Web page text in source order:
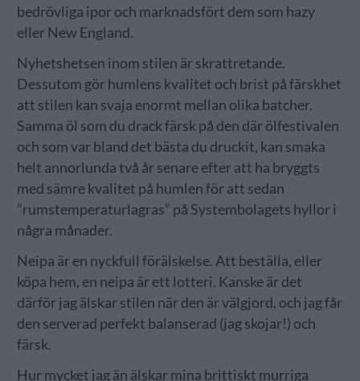
bedrövliga ipor och marknadsfört dem som hazy
eller New England.
Nyhetshetsen inom stilen är skrattretande.
Dessutom gör humlens kvalitet och brist på färskhet
att stilen kan svaja enormt mellan olika batcher.
Samma öl som du drack färsk på den där ölfestivalen
och som var bland det bästa du druckit, kan smaka
helt annorlunda två år senare efter att ha bryggts
med sämre kvalitet på humlen för att sedan
”rumstemperaturlagras” på Systembolagets hyllor i
några månader.
Neipa är en nyckfull förälskelse. Att beställa, eller
köpa hem, en neipa är ett lotteri. Kanske är det
därför jag älskar stilen när den är välgjord, och jag får
den serverad perfekt balanserad (jag skojar!) och
färsk.
Hur mycket jag än älskar mina brittiskt murriga